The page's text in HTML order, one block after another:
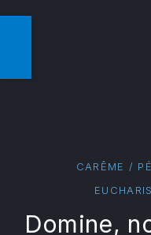
CARÊME /
Domine,